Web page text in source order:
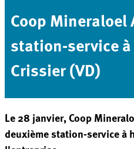
Coop Mineraloel
station-service
Crissier (VD)
Le 28 janvier, Coop
deuxième station-service à